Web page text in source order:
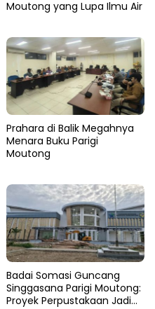
Moutong yang Lupa Ilmu Air
Prahara di Balik Megahnya
Menara Buku Parigi
Moutong
Badai Somasi Guncang
Singgasana Parigi Moutong:
Proyek Perpustakaan Jadi